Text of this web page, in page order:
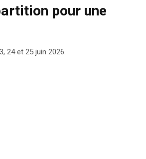
pour une
24 et 25 juin 2026.